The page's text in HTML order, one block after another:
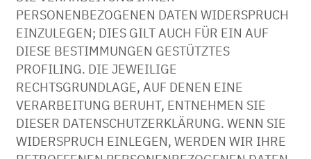
PERSONENBEZOGENEN DATEN WIDERSPRUCH
EINZULEGEN; DIES GILT AUCH FÜR EIN AUF
DIESE BESTIMMUNGEN GESTÜTZTES
PROFILING. DIE JEWEILIGE
RECHTSGRUNDLAGE, AUF DENEN EINE
VERARBEITUNG BERUHT, ENTNEHMEN SIE
DIESER DATENSCHUTZERKLÄRUNG. WENN SIE
WIDERSPRUCH EINLEGEN, WERDEN WIR IHRE